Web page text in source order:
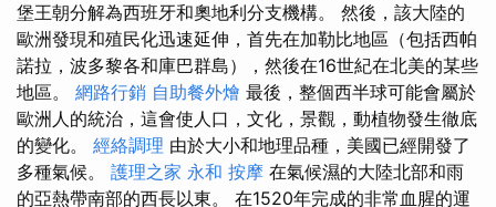
堡王朝分解為西班牙和奧地利分支機構。 然後，該大陸的
歐洲發現和殖民化迅速延伸，首先在加勒比地區（包括西帕
諾拉，波多黎各和庫巴群島），然後在16世紀在北美的某些
地區。 網路行銷 自助餐外燴 最後，整個西半球可能會屬於
歐洲人的統治，這會使人口，文化，景觀，動植物發生徹底
的變化。 經絡調理 由於大小和地理品種，美國已經開發了
多種氣候。 護理之家 永和 按摩 在氣候濕的大陸北部和雨
的亞熱帶南部的西長以東。 在1520年完成的非常血腥的運